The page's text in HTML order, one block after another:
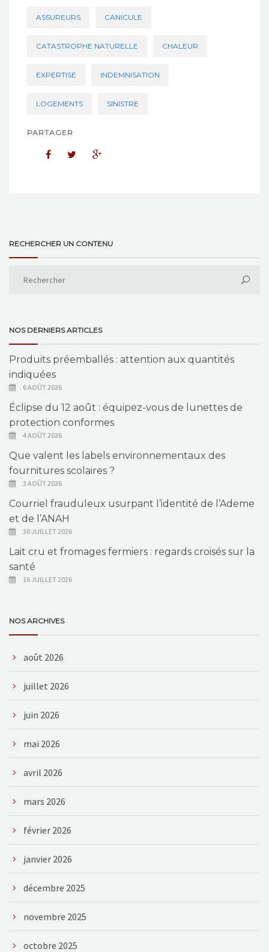
ASSUREURS CANICULE
CATASTROPHE NATURELLE CHALEUR
EXPERTISE INDEMNISATION
LOGEMENTS SINISTRE
PARTAGER
RECHERCHER UN CONTENU
NOS DERNIERS ARTICLES
Produits préemballés : attention aux quantités
indiquées
6 AOÛT 2026
Éclipse du 12 août : équipez-vous de lunettes de
protection conformes
4 AOÛT 2026
Que valent les labels environnementaux des
fournitures scolaires ?
3 AOÛT 2026
Courriel frauduleux usurpant l’identité de l’Ademe
et de l’ANAH
30 JUILLET 2026
Lait cru et fromages fermiers : regards croisés sur la
santé
16 JUILLET 2026
NOS ARCHIVES
août 2026
juillet 2026
juin 2026
mai 2026
avril 2026
mars 2026
février 2026
janvier 2026
décembre 2025
novembre 2025
octobre 2025